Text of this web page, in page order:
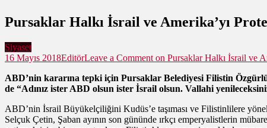
Pursaklar Halkı İsrail ve Amerika’yı
Siyaset
16 Mayıs 2018EditörLeave a Comment on Pursaklar Halkı İsrail ve
ABD’nin kararına tepki için Pursaklar Belediyesi Filistin
de “Adınız ister ABD olsun ister İsrail olsun. Vallahi
ABD’nin İsrail Büyükelçiliğini Kudüs’e taşıması ve Filistinlilere
Selçuk Çetin, Şaban ayının son gününde ırkçı emperyalistlerin